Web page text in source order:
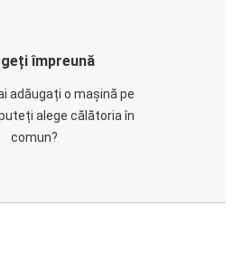
împreună
adăugați o mașină pe
alege călătoria în
comun?